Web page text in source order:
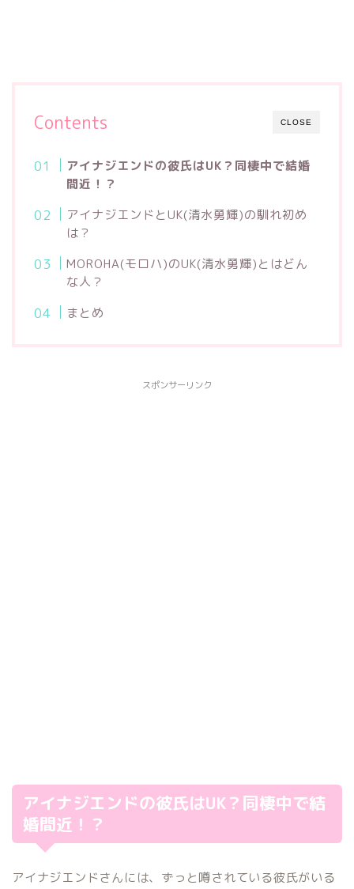
CLOSE
Contents
アイナジエンドの彼氏はUK ？同棲中で結婚
間近！？
アイナジエンドとUK(清水勇輝)の馴れ初め
は？
MOROHA(モロハ)のUK(清水勇輝)とはどん
な人？
まとめ
スポンサーリンク
アイナジエンドの彼氏はUK？同棲中で結
婚間近！？
アイナジエンドさんには、ずっと噂されている彼氏がいる